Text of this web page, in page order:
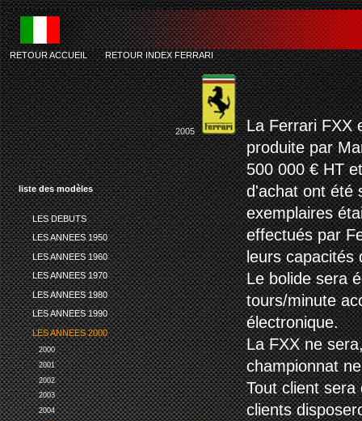
liste des modèles
LES DEBUTS
LES ANNEES 1950
LES ANNEES 1960
LES ANNEES 1970
LES ANNEES 1980
LES ANNEES 1990
LES ANNEES 2000
2000
2001
2002
2003
2004
RETOUR ACCUEIL-RETOUR INDEX FERRARI
2005
La Ferrari FXX
produite par
500 000 € HT
d'achat ont été
exemplaires
effectués par
leurs capacités
Le bolide sera
tours/minute
électronique.
La FXX ne
championnat
Tout client
clients